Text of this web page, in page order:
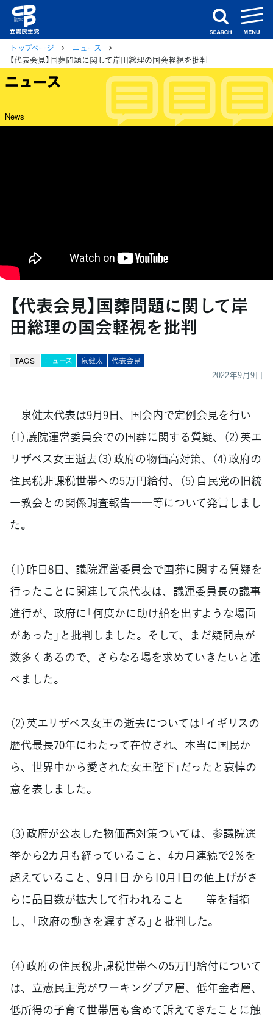
search
トップページ
ニュース
【代表会見】国葬問題に関して岸田総理の国会軽視を批判
ニュース
News
【代表会見】国葬問題に関して岸
田総理の国会軽視を批判
TAGS ニュース 泉健太 代表会見
2022年9月9日
泉健太代表は9月9日、国会内で定例会見を行い
（1）議院運営委員会での国葬に関する質疑、（2）英エ
リザベス女王逝去（3）政府の物価高対策、（4）政府の
住民税非課税世帯への5万円給付、（5）自民党の旧統
一教会との関係調査報告――等について発言しまし
た。
（1）昨日8日、議院運営委員会で国葬に関する質疑を
行ったことに関連して泉代表は、議運委員長の議事
進行が、政府に「何度かに助け船を出すような場面
があった」と批判しました。そして、まだ疑問点が
数多くあるので、さらなる場を求めていきたいと述
べました。
（2）英エリザベス女王の逝去については「イギリスの
歴代最長70年にわたって在位され、本当に国民か
ら、世界中から愛された女王陛下」だったと哀悼の
意を表しました。
（3）政府が公表した物価高対策ついては、参議院選
挙から2カ月も経っていること、4カ月連続で2％を
超えていること、9月1日 から10月1日の値上げがさ
らに品目数が拡大して行われること――等を指摘
し、「政府の動きを遅すぎる」と批判した。
（4）政府の住民税非課税世帯への5万円給付について
は、立憲民主党がワーキングプア層、低年金者層、
低所得の子育て世帯層も含めて訴えてきたことに触